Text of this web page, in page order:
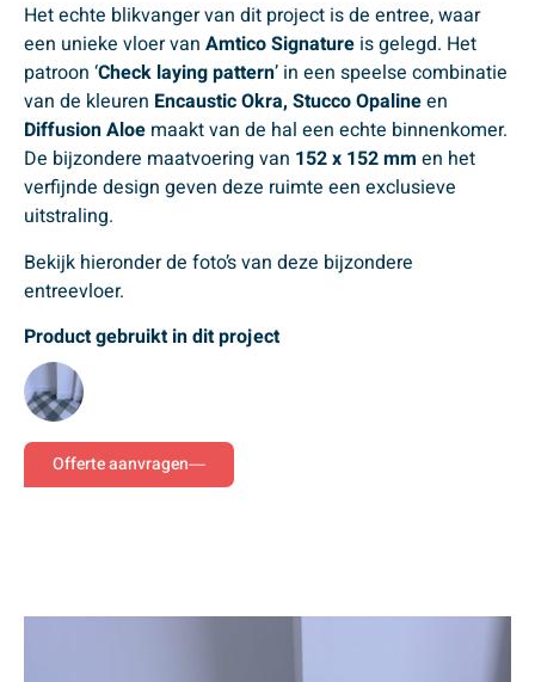
Het echte blikvanger van dit project is de entree, waar
een unieke vloer van Amtico Signature is gelegd. Het
patroon ‘Check laying pattern’ in een speelse combinatie
van de kleuren Encaustic Okra, Stucco Opalineen
Diffusion Aloe maakt van de hal een echte binnenkomer.
De bijzondere maatvoering van 152 x 152 mm en het
verfijnde design geven deze ruimte een exclusieve
uitstraling.
Bekijk hieronder de foto’s van deze bijzondere
entreevloer.
Product gebruikt in dit project
Offerte aanvragen